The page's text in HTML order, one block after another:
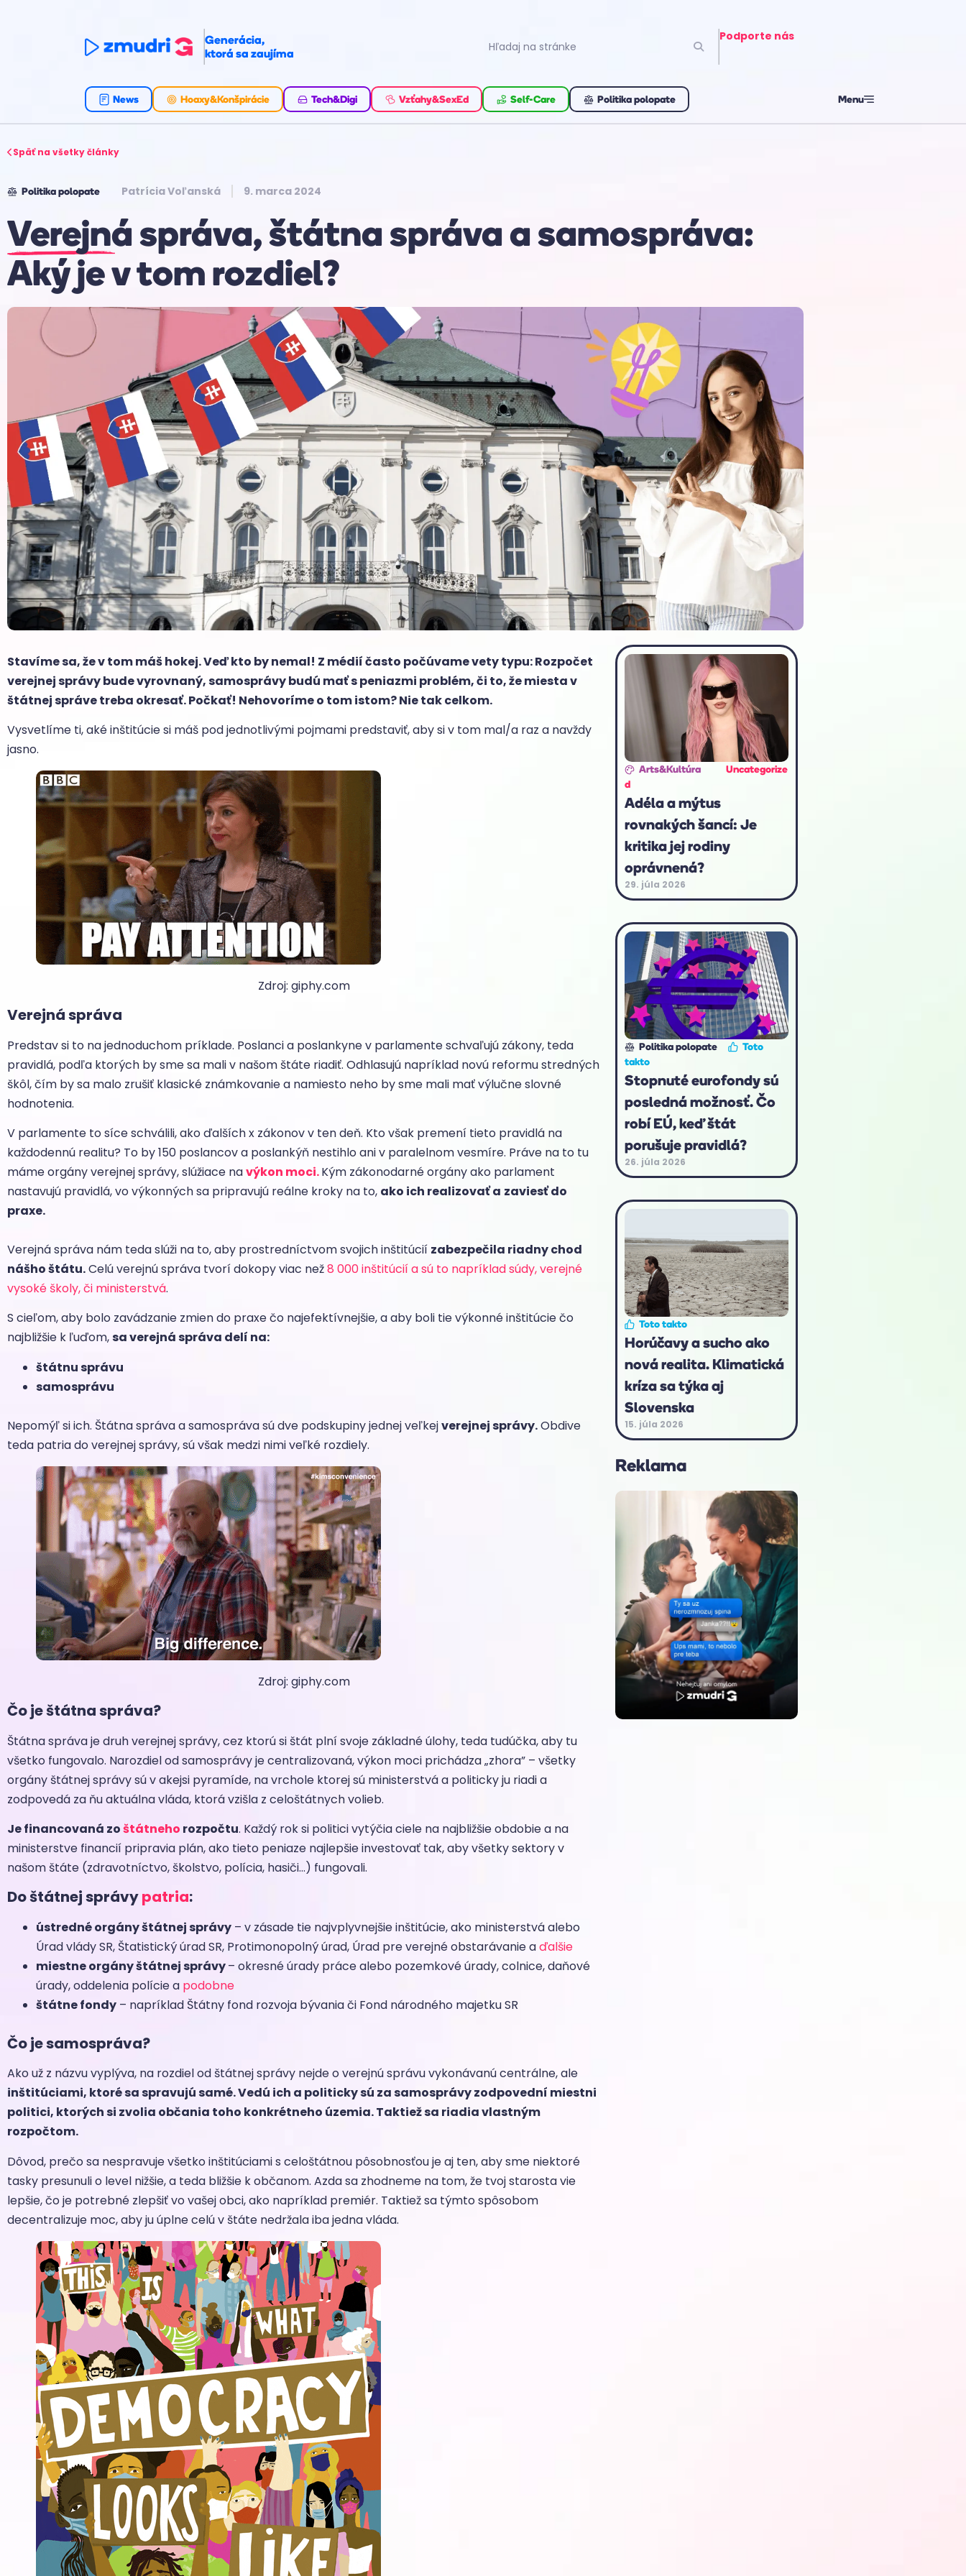
Generácia,
ktorá sa zaujíma
Podporte nás
News Hoaxy&Konšpirácie Tech&Digi Vzťahy&SexEd Self-Care Politika polopate Menu
Späť na všetky články
Politika polopate Patrícia Voľanská 9. marca 2024
Verejná správa, štátna správa a samospráva:
Aký je v tom rozdiel?
Stavíme sa, že v tom máš hokej. Veď kto by nemal! Z médií často počúvame vety typu: Rozpočet
verejnej správy bude vyrovnaný, samosprávy budú mať s peniazmi problém, či to, že miesta v
štátnej správe treba okresať. Počkať! Nehovoríme o tom istom? Nie tak celkom.
Vysvetlíme ti, aké inštitúcie si máš pod jednotlivými pojmami predstaviť, aby si v tom mal/a raz a navždy
jasno.
Zdroj: giphy.com
Verejná správa
Predstav si to na jednoduchom príklade. Poslanci a poslankyne v parlamente schvaľujú zákony, teda
pravidlá, podľa ktorých by sme sa mali v našom štáte riadiť. Odhlasujú napríklad novú reformu stredných
škôl, čím by sa malo zrušiť klasické známkovanie a namiesto neho by sme mali mať výlučne slovné
hodnotenia.
V parlamente to síce schválili, ako ďalších x zákonov v ten deň. Kto však premení tieto pravidlá na
každodennú realitu? To by 150 poslancov a poslankýň nestihlo ani v paralelnom vesmíre. Práve na to tu
máme orgány verejnej správy, slúžiace navýkon moci.Kým zákonodarné orgány ako parlament
nastavujú pravidlá, vo výkonných sa pripravujú reálne kroky na to, ako ich realizovať a zaviesť do
praxe.
Verejná správa nám teda slúži na to, aby prostredníctvom svojich inštitúcií zabezpečila riadny chod
nášho štátu.Celú verejnú správa tvorí dokopy viac než8 000 inštitúcií a sú to napríklad súdy, verejné
vysoké školy, či ministerstvá.
S cieľom, aby bolo zavádzanie zmien do praxe čo najefektívnejšie, a aby boli tie výkonné inštitúcie čo
najbližšie k ľuďom,sa verejná správa delí na:
štátnu správu
samosprávu
Nepomýľ si ich. Štátna správa a samospráva sú dve podskupiny jednej veľkejverejnej správy.Obdive
teda patria do verejnej správy, sú však medzi nimi veľké rozdiely.
Zdroj: giphy.com
Čo je štátna správa?
Štátna správa je druh verejnej správy, cez ktorú si štát plní svoje základné úlohy, teda tudúčka, aby tu
všetko fungovalo. Narozdiel od samosprávy je centralizovaná, výkon moci prichádza „zhora” – všetky
orgány štátnej správy sú v akejsi pyramíde, na vrchole ktorej sú ministerstvá a politicky ju riadi a
zodpovedá za ňu aktuálna vláda, ktorá vzišla z celoštátnych volieb.
Je financovaná zoštátneho rozpočtu. Každý rok si politici vytýčia ciele na najbližšie obdobie a na
ministerstve financií pripravia plán, ako tieto peniaze najlepšie investovať tak, aby všetky sektory v
našom štáte (zdravotníctvo, školstvo, polícia, hasiči…) fungovali.
Do štátnej správypatria:
ústredné orgány štátnej správy – v zásade tie najvplyvnejšie inštitúcie, ako ministerstvá alebo
Úrad vlády SR, Štatistický úrad SR, Protimonopolný úrad, Úrad pre verejné obstarávanie aďalšie
miestne orgány štátnej správy– okresné úrady práce alebo pozemkové úrady, colnice, daňové
úrady, oddelenia polície a podobne
štátne fondy – napríklad Štátny fond rozvoja bývania či Fond národného majetku SR
Čo je samospráva?
Ako už z názvu vyplýva, na rozdiel od štátnej správy nejde o verejnú správu vykonávanú centrálne, ale
inštitúciami, ktoré sa spravujú samé. Vedú ich a politicky sú za samosprávy zodpovední miestni
politici, ktorých si zvolia občania toho konkrétneho územia. Taktiež sa riadia vlastným
rozpočtom.
Dôvod, prečo sa nespravuje všetko inštitúciami s celoštátnou pôsobnosťou je aj ten, aby sme niektoré
tasky presunuli o level nižšie, a teda bližšie k občanom. Azda sa zhodneme na tom, že tvoj starosta vie
lepšie, čo je potrebné zlepšiť vo vašej obci, ako napríklad premiér. Taktiež sa týmto spôsobom
decentralizuje moc, aby ju úplne celú v štáte nedržala iba jedna vláda.
Arts&Kultúra
Uncategorize
d
Adéla a mýtus
rovnakých šancí: Je
kritika jej rodiny
oprávnená?
29. júla 2026
Politika polopate
Toto
takto
Stopnuté eurofondy sú
posledná možnosť. Čo
robí EÚ, keď štát
porušuje pravidlá?
26. júla 2026
Toto takto
Horúčavy a sucho ako
nová realita. Klimatická
kríza sa týka aj
Slovenska
15. júla 2026
Reklama